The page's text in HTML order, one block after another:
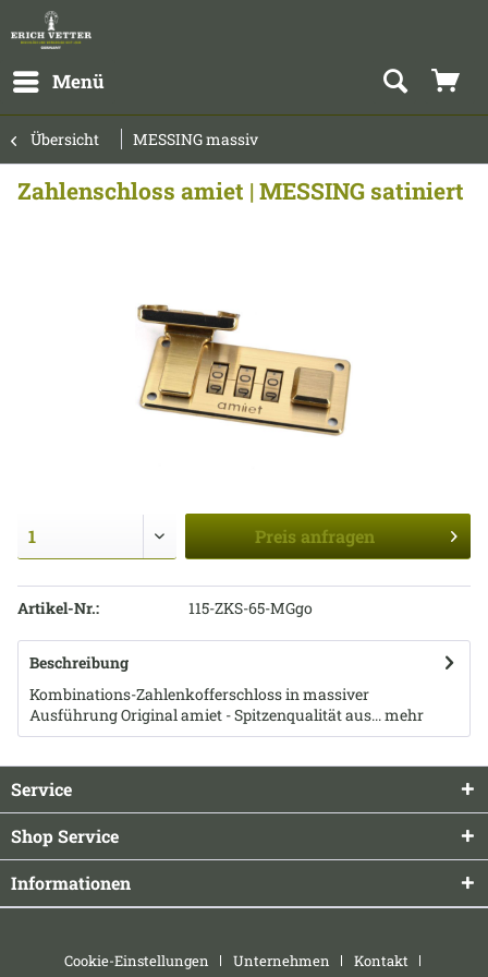
Menü
Übersicht MESSING massiv
Zahlenschloss amiet | MESSING satiniert
Preis anfragen
Artikel-Nr.: 115-ZKS-65-MGgo
Beschreibung
Kombinations-Zahlenkofferschloss in massiver
Ausführung Original amiet - Spitzenqualität aus...mehr
Service
Shop Service
Informationen
Cookie-Einstellungen Unternehmen Kontakt